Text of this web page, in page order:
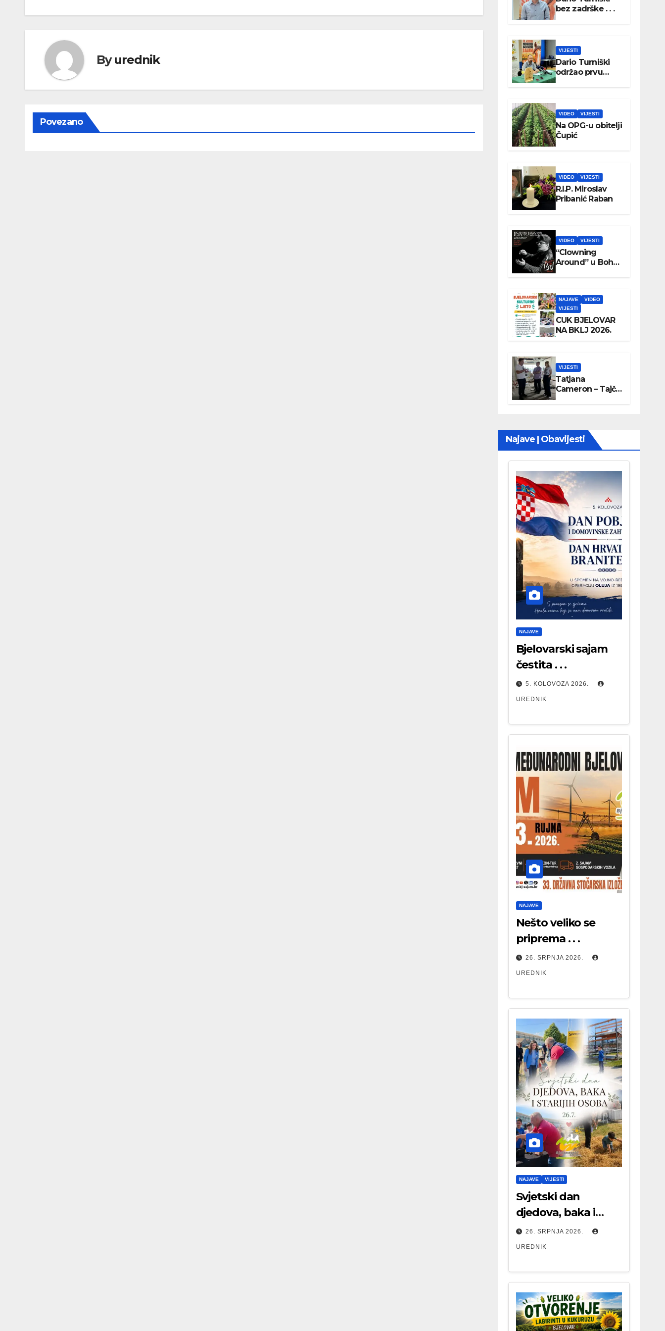
Byurednik
Povezano
bez zadrške . . .
VIJESTI
Dario Turniški
održao prvu
konferenciju za
VIDEO VIJESTI
Na OPG-u obitelji
Čupić
VIDEO VIJESTI
R.I.P. Miroslav
Pribanić Raban
VIDEO VIJESTI
“Clowning
Around” u Boho
parku
NAJAVE
VIDEO
VIJESTI
CUK BJELOVAR
NA BKLJ 2026.
VIJESTI
Tatjana
Cameron – Tajči
posjetila
Najave | Obavijesti
NAJAVE
Bjelovarski sajam
čestita . . .
5. KOLOVOZA 2026.
UREDNIK
NAJAVE
Nešto veliko se
priprema . . .
26. SRPNJA 2026.
UREDNIK
NAJAVE VIJESTI
Svjetski dan
djedova, baka i
starijih osoba
26. SRPNJA 2026.
UREDNIK